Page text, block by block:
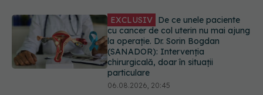
Alertă în Europa după un nou caz
de hantavirus Anzi, singura tulpină
care se transmite de la om la om
06.08.2026, 20:06